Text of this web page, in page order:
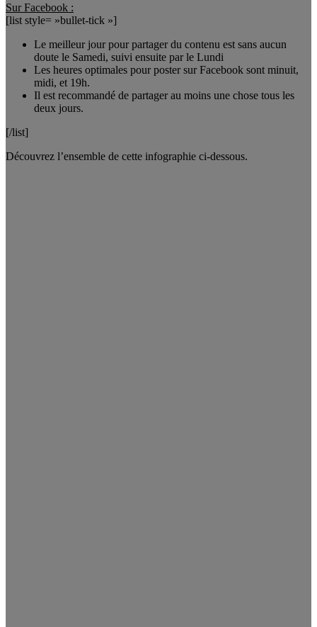
Sur Facebook :
[list style= »bullet-tick »]
Le meilleur jour pour partager du contenu est sans aucun
doute le Samedi, suivi ensuite par le Lundi
Les heures optimales pour poster sur Facebook sont minuit,
midi, et 19h.
Il est recommandé de partager au moins une chose tous les
deux jours.
[/list]
Découvrez l’ensemble de cette infographie ci-dessous.